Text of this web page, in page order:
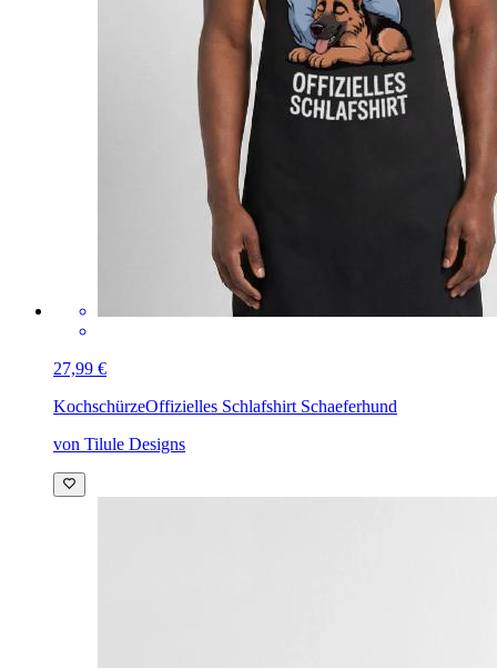
27,99 €
KochschürzeOffizielles Schlafshirt Schaeferhund
von Tilule Designs